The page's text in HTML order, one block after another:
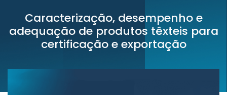
Caracterização, desempenho e
adequação de produtos têxteis para
certificação e exportação